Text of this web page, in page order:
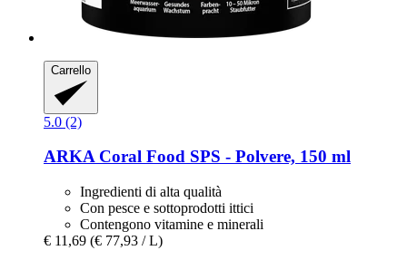
Carrello
5.0 (2)
ARKACoral Food SPS -​ Polvere, 150 ml
Ingredienti di alta qualità
Con pesce e sottoprodotti ittici
Contengono vitamine e minerali
€ 11,69 (€ 77,93 / L)